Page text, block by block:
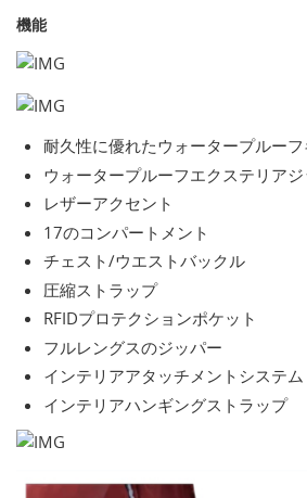
機能
耐久性に優れたウォータープルー
ウォータープルーフエクステリア
レザーアクセント
17のコンパートメント
チェスト/ウエストバックル
圧縮ストラップ
RFIDプロテクションポケット
フルレングスのジッパー
インテリアアタッチメントシステム
インテリアハンギングストラップ